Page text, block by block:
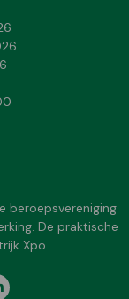
beroepsvereniging
De praktische
Xpo.